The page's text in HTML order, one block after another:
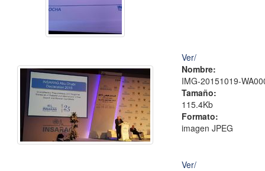
Ver/
Nombre:
IMG-20151019-
Tamaño:
115.4Kb
Formato:
imagen JPEG
Ver/